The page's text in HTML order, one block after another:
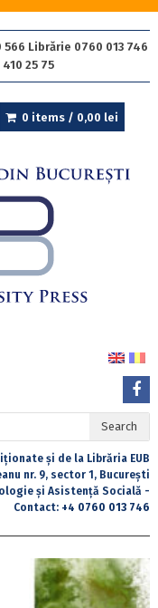
Librărie 0760 013 746
25 75
0 items / 0,00 lei
Search
și de la Librăria EUB
nr. 9, sector 1, București
și Asistență Socială -
Contact: +4 0760 013 746